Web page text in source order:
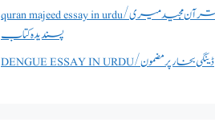
quran majeed essay in urdu/قرآن مجید میری
پسندیدہ کتاب
DENGUE ESSAY IN URDU/ڈینگی بخار پر مضمون